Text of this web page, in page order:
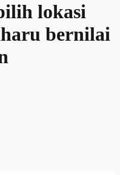
lokasi
bernilai